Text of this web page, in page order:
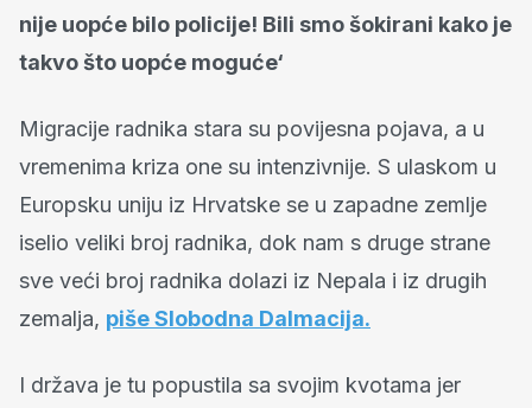
nije uopće bilo policije! Bili smo šokirani kako je
takvo što uopće moguće‘
Migracije radnika stara su povijesna pojava, a u
vremenima kriza one su intenzivnije. S ulaskom u
Europsku uniju iz Hrvatske se u zapadne zemlje
iselio veliki broj radnika, dok nam s druge strane
sve veći broj radnika dolazi iz Nepala i iz drugih
zemalja, piše Slobodna Dalmacija.
I država je tu popustila sa svojim kvotama jer